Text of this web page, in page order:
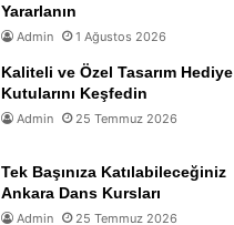
Yararlanın
Admin 1 Ağustos 2026
Kaliteli ve Özel Tasarım Hediye
Kutularını Keşfedin
Admin 25 Temmuz 2026
Tek Başınıza Katılabileceğiniz
Ankara Dans Kursları
Admin 25 Temmuz 2026